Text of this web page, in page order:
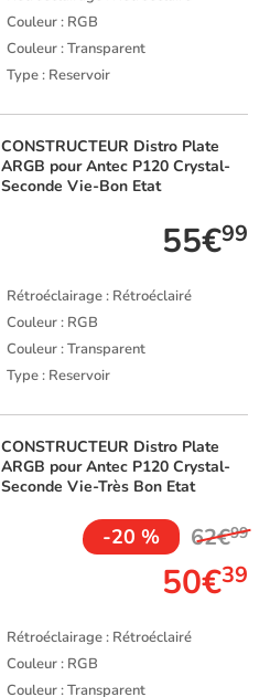
Couleur : RGB
Couleur : Transparent
Type : Reservoir
CONSTRUCTEUR Distro Plate
ARGB pour Antec P120 Crystal-
Seconde Vie-Bon Etat
55€99
Rétroéclairage : Rétroéclairé
Couleur : RGB
Couleur : Transparent
Type : Reservoir
CONSTRUCTEUR Distro Plate
ARGB pour Antec P120 Crystal-
Seconde Vie-Très Bon Etat
-20 % 62€99
50€39
Rétroéclairage : Rétroéclairé
Couleur : RGB
Couleur : Transparent